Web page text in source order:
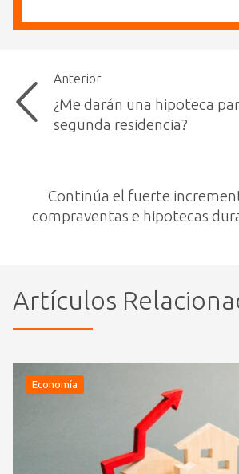
Anterior
¿Me darán una hipoteca
segunda residencia?
Continúa el fuerte
compraventas e hipotecas
Artículos
Economía